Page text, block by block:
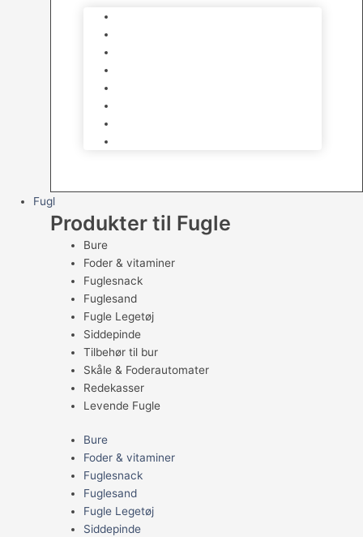
Fugl
Produkter til Fugle
Bure
Foder & vitaminer
Fuglesnack
Fuglesand
Fugle Legetøj
Siddepinde
Tilbehør til bur
Skåle & Foderautomater
Redekasser
Levende Fugle
Bure
Foder & vitaminer
Fuglesnack
Fuglesand
Fugle Legetøj
Siddepinde